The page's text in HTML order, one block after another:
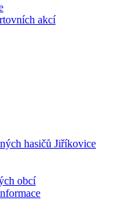
akcí
hasičů Jiříkovice
obcí